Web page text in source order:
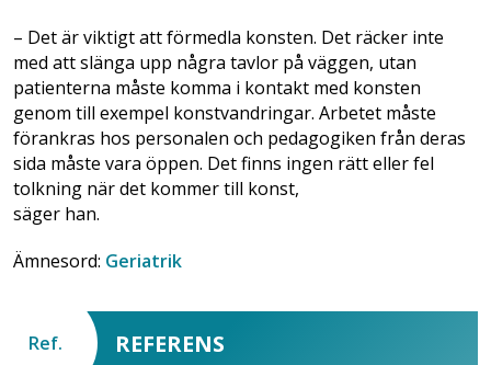
– Det är viktigt att förmedla konsten. Det räcker inte
med att slänga upp några tavlor på väggen, utan
patienterna måste komma i kontakt med konsten
genom till exempel konstvandringar. Arbetet måste
förankras hos personalen och pedagogiken från deras
sida måste vara öppen. Det finns ingen rätt eller fel
tolkning när det kommer till konst,
säger han.
Ämnesord: Geriatrik
Ref. REFERENS